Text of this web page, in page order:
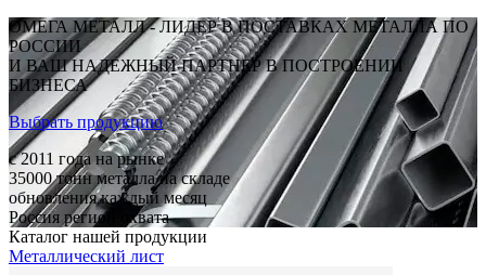
ОМЕГА МЕТАЛЛ - ЛИДЕР В ПОСТАВКАХ МЕТАЛЛА ПО
РОССИИ
И ВАШ НАДЕЖНЫЙ ПАРТНЕР В ПОСТРОЕНИИ
БИЗНЕСА
Выбрать продукцию
c 2011 года на рынке
35000 тонн металла на складе
обновления каждый месяц
Россия регион охвата
Каталог нашей продукции
Металлический лист